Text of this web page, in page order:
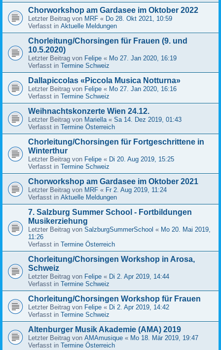
Chorworkshop am Gardasee im Oktober 2022
Letzter Beitrag von MRF « Do 28. Okt 2021, 10:59
Verfasst in Aktuelle Meldungen
Chorleitung/Chorsingen für Frauen (9. und
10.5.2020)
Letzter Beitrag von Felipe « Mo 27. Jan 2020, 16:19
Verfasst in Termine Schweiz
Dallapiccolas «Piccola Musica Notturna»
Letzter Beitrag von Felipe « Mo 27. Jan 2020, 16:16
Verfasst in Termine Schweiz
Weihnachtskonzerte Wien 24.12.
Letzter Beitrag von Mariella« Sa 14. Dez 2019, 01:43
Verfasst in Termine Österreich
Chorleitung/Chorsingen für Fortgeschrittene in
Winterthur
Letzter Beitrag von Felipe « Di 20. Aug 2019, 15:25
Verfasst in Termine Schweiz
Chorworkshop am Gardasee im Oktober 2021
Letzter Beitrag von MRF « Fr 2. Aug 2019, 11:24
Verfasst in Aktuelle Meldungen
7. Salzburg Summer School - Fortbildungen
Musikerziehung
Letzter Beitrag von SalzburgSummerSchool « Mo 20. Mai 2019,
11:26
Verfasst in Termine Österreich
Chorleitung/Chorsingen Workshop in Arosa,
Schweiz
Letzter Beitrag von Felipe « Di 2. Apr 2019, 14:44
Verfasst in Termine Schweiz
Chorleitung/Chorsingen Workshop für Frauen
Letzter Beitrag von Felipe « Di 2. Apr 2019, 14:42
Verfasst in Termine Schweiz
Altenburger Musik Akademie (AMA) 2019
Letzter Beitrag von AMAmusique « Mo 18. Mär 2019, 19:47
Verfasst in Termine Österreich